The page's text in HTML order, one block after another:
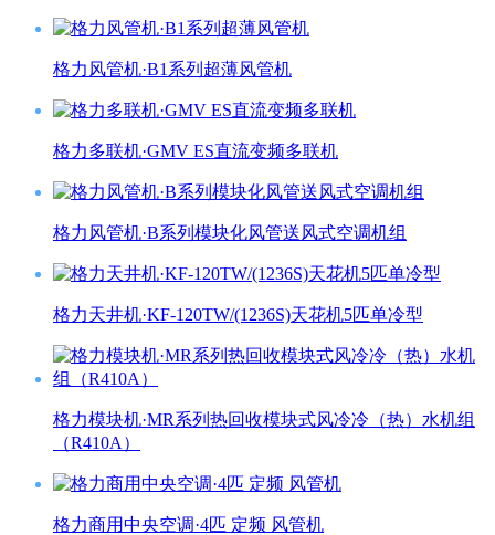
格力风管机·B1系列超薄风管机
格力多联机·GMV ES直流变频多联机
格力风管机·B系列模块化风管送风式空调机组
格力天井机·KF-120TW/(1236S)天花机5匹单冷型
格力模块机·MR系列热回收模块式风冷冷（热）水机组
（R410A）
格力商用中央空调·4匹 定频 风管机